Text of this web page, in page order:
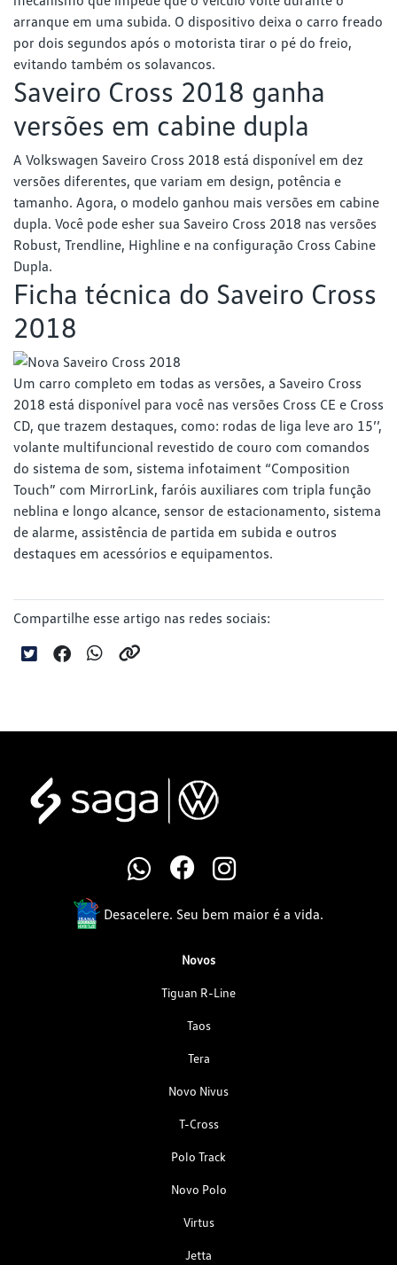
arranque em uma subida. O dispositivo deixa o carro freado
por dois segundos após o motorista tirar o pé do freio,
evitando também os solavancos.
Saveiro Cross 2018 ganha
versões em cabine dupla
A Volkswagen Saveiro Cross 2018 está disponível em dez
versões diferentes, que variam em design, potência e
tamanho. Agora, o modelo ganhou mais versões em cabine
dupla. Você pode esher sua Saveiro Cross 2018 nas versões
Robust, Trendline, Highline e na configuração Cross Cabine
Dupla.
Ficha técnica do Saveiro Cross
2018
Um carro completo em todas as versões, a Saveiro Cross
2018 está disponível para você nas versões Cross CE e Cross
CD, que trazem destaques, como: rodas de liga leve aro 15’’,
volante multifuncional revestido de couro com comandos
do sistema de som, sistema infotaiment “Composition
Touch” com MirrorLink, faróis auxiliares com tripla função
neblina e longo alcance, sensor de estacionamento, sistema
de alarme, assistência de partida em subida e outros
destaques em acessórios e equipamentos.
Compartilhe esse artigo nas redes sociais:
Desacelere. Seu bem maior é a vida.
Novos
Tiguan R-Line
Taos
Tera
Novo Nivus
T-Cross
Polo Track
Novo Polo
Virtus
Jetta